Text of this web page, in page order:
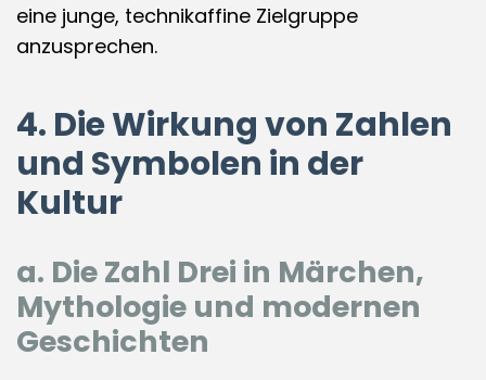
eine junge, technikaffine Zielgruppe
anzusprechen.
4. Die Wirkung von Zahlen
und Symbolen in der
Kultur
a. Die Zahl Drei in Märchen,
Mythologie und modernen
Geschichten